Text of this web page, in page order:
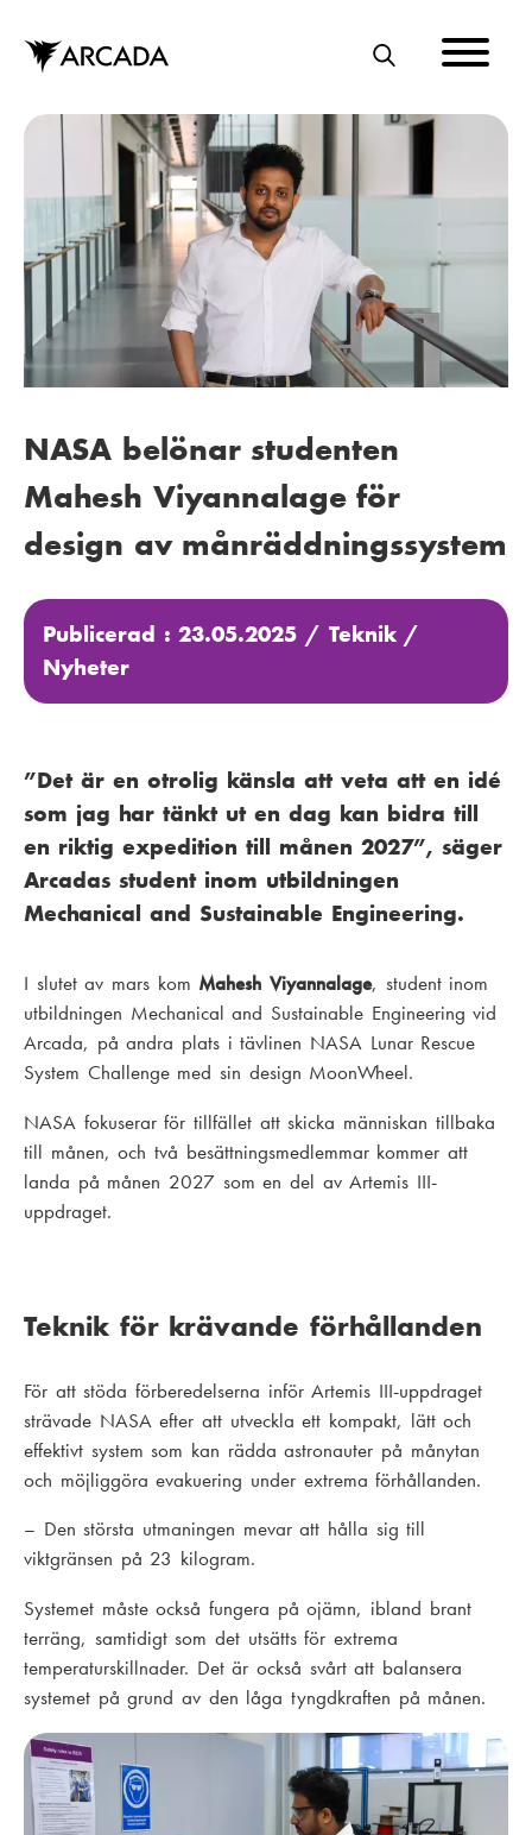
huvudinnehåll
S
NASA belönar studenten
Mahesh Viyannalage för
design av månräddningssystem
Publicerad : 23.05.2025 / Teknik/
Nyheter
”Det är en otrolig känsla att veta att en idé
som jag har tänkt ut en dag kan bidra till
en riktig expedition till månen 2027”, säger
Arcadas student inom utbildningen
Mechanical and Sustainable Engineering.
I slutet av mars kom Mahesh Viyannalage, student inom
utbildningen Mechanical and Sustainable Engineering vid
Arcada, på andra plats i tävlinen NASA Lunar Rescue
System Challengemed sin design MoonWheel.
NASA fokuserar för tillfället att skicka människan tillbaka
till månen, och två besättningsmedlemmar kommer att
landa på månen 2027 som en del av Artemis III-
uppdraget.
Teknik för krävande förhållanden
För att stöda förberedelserna inför Artemis III-uppdraget
strävade NASA efter att utveckla ett kompakt, lätt och
effektivt system som kan rädda astronauter på månytan
och möjliggöra evakuering under extrema förhållanden.
– Den största utmaningen mevar att hålla sig till
viktgränsen på 23 kilogram.
Systemet måste också fungera på ojämn, ibland brant
terräng, samtidigt som det utsätts för extrema
temperaturskillnader. Det är också svårt att balansera
systemet på grund av den låga tyngdkraften på månen.